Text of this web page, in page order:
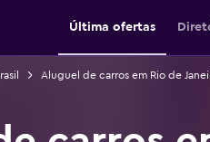
Última ofertas
Aluguel de carros em Rio de